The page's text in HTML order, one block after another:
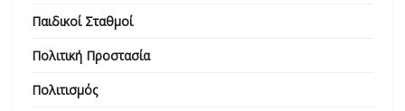
Παιδικοί Σταθμοί
Πολιτική Προστασία
Πολιτισμός